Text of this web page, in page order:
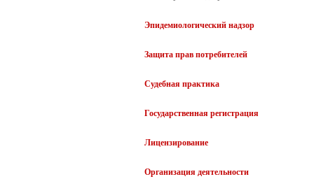
Эпидемиологический надзор
Защита прав потребителей
Судебная практика
Государственная регистрация
Лицензирование
Организация деятельности